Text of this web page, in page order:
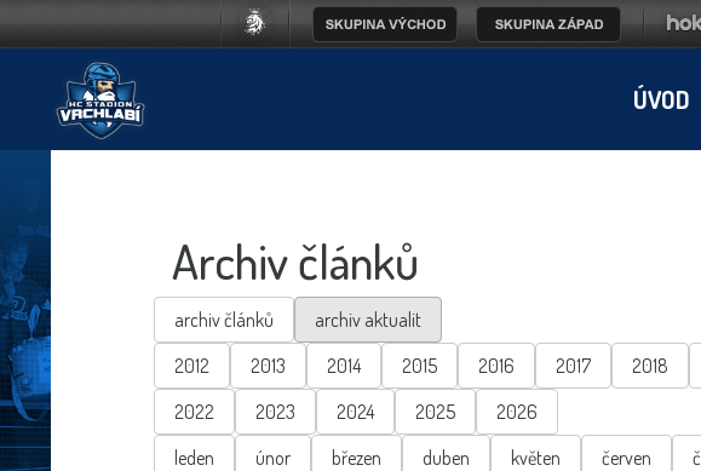
ÚVOD
Archiv článků
archiv článků
archiv aktualit
2012
2013 2014 2015 2016 2017 2018
2022
2023 2024 2025
2026
leden
únor březen duben květen červen